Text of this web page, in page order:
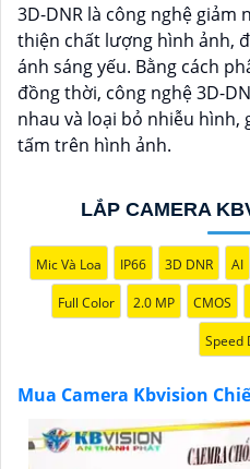
mua Camera Kbvision với
phù hợp trong ngữ cảnh
🛃1: "Chào anh/chị! Bạn
Kbvision với chiết khấu hấp
tôi để nhận ưu đãi đặc biệt
pháp chính xác nhất cho
và giải pháp phù hợp? Liên
được hỗ trợ tốt nhất từ đội
nghiệm!"
️🥈3:"Chúng tôi cam kết
chính hãng với chiết khấu
Hãy đến với chúng tôi để
và nhận được sự tư vấn
Hy vọng những câu giới
công trong việc tiếp cận
bán hàng của bạn. Nếu có
3D-DNR là công nghệ giảm
thiện chất lượng hình ảnh,
ánh sáng yếu. Bằng cách
đồng thời, công nghệ 3D-
nhau và loại bỏ nhiễu
tấm trên hình ảnh.
LẮP CAMERA
Mic Và Loa IP66 3D DNR AI
Full Color 2.0 MP CMOS
Speed
Mua Camera Kbvision